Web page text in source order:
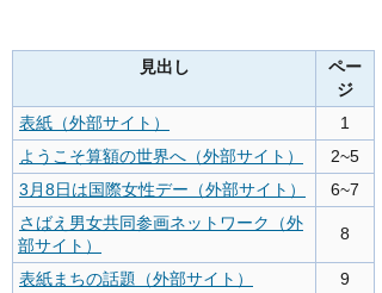
見出し
ペー
ジ
表紙（外部サイト）
1
ようこそ算額の世界へ（外部サイト）
2~5
3月8日は国際女性デー（外部サイト）
6~7
さばえ男女共同参画ネットワーク（外
部サイト）
8
表紙まちの話題（外部サイト）
9